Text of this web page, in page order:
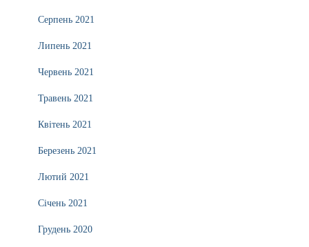
Серпень 2021
Липень 2021
Червень 2021
Травень 2021
Квітень 2021
Березень 2021
Лютий 2021
Січень 2021
Грудень 2020